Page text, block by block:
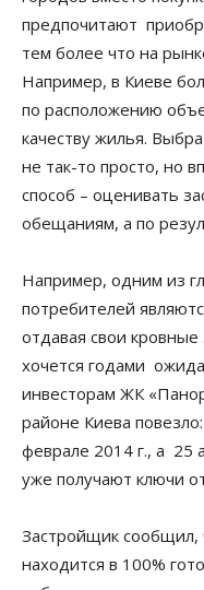
предпочитают
тем более что на
Например, в Киеве
по расположению
качеству жилья.
не так-то просто, но
способ – оценивать
обещаниям, а по
Например, одним из
потребителей
отдавая свои
хочется годами
инвесторам ЖК
районе Киева
феврале 2014 г., а 25
уже получают ключи
Застройщик сообщил,
находится в 100%